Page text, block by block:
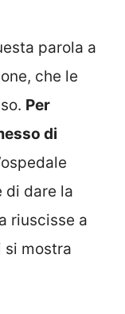
parola a
che le
Per
di
di dare la
riuscisse a
si mostra